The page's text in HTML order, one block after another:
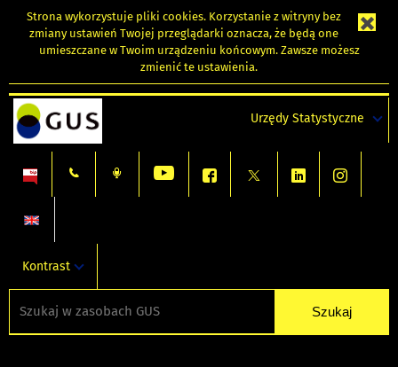
Strona wykorzystuje pliki cookies. Korzystanie z witryny bez
zmiany ustawień Twojej przeglądarki oznacza, że będą one
umieszczane w Twoim urządzeniu końcowym. Zawsze możesz
zmienić te ustawienia.
Urzędy Statystyczne
Kontrast